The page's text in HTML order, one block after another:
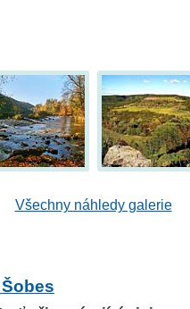
Všechny náhledy galerie